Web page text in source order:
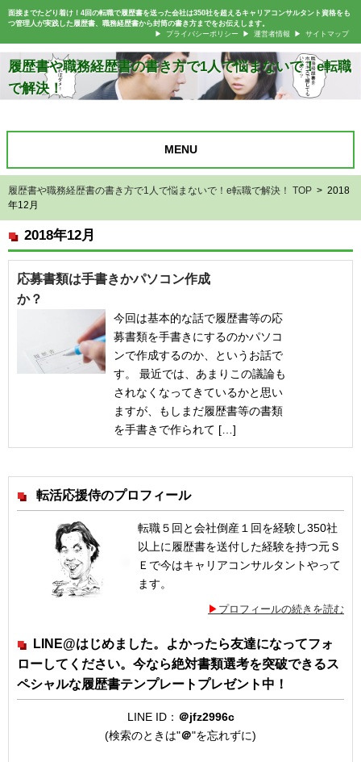
面接までたどり着け！4回の転職で履歴書を送った会社は350社を超えるキャリアコンサルタント資格をも
つ管理人が実践した履歴書、職務経歴書から封筒の書き方までをお伝えします。
プライバシーポリシー
運営者情報 サイトマップ
履歴書や職務経歴書の書き方で1人で悩まないで！e転職
で解決！
MENU
履歴書や職務経歴書の書き方で1人で悩まないで！e転職で解決！ TOP > 2018
年12月
2018年12月
応募書類は手書きかパソコン作成
か？
今回は基本的な話で履歴書等の応
募書類を手書きにするのかパソコ
ンで作成するのか、というお話で
す。 最近では、あまりこの議論も
されなくなってきているかと思い
ますが、もしまだ履歴書等の書類
を手書きで作られて […]
転活応援侍のプロフィール
転職５回と会社倒産１回を経験し350社
以上に履歴書を送付した経験を持つ元Ｓ
Ｅで今はキャリアコンサルタントやって
ます。
プロフィールの続きを読む
LINE@はじめました。よかったら友達になってフォ
ローしてください。今なら絶対書類選考を突破できるス
ペシャルな履歴書テンプレートプレゼント中！
LINE ID： ＠jfz2996c
(検索のときは"＠"を忘れずに)